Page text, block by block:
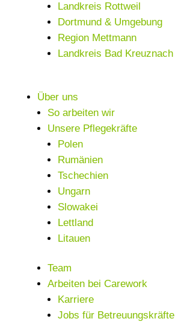
Landkreis Rottweil
Dortmund & Umgebung
Region Mettmann
Landkreis Bad Kreuznach
Über uns
So arbeiten wir
Unsere Pflegekräfte
Polen
Rumänien
Tschechien
Ungarn
Slowakei
Lettland
Litauen
Team
Arbeiten bei Carework
Karriere
Jobs für Betreuungskräfte